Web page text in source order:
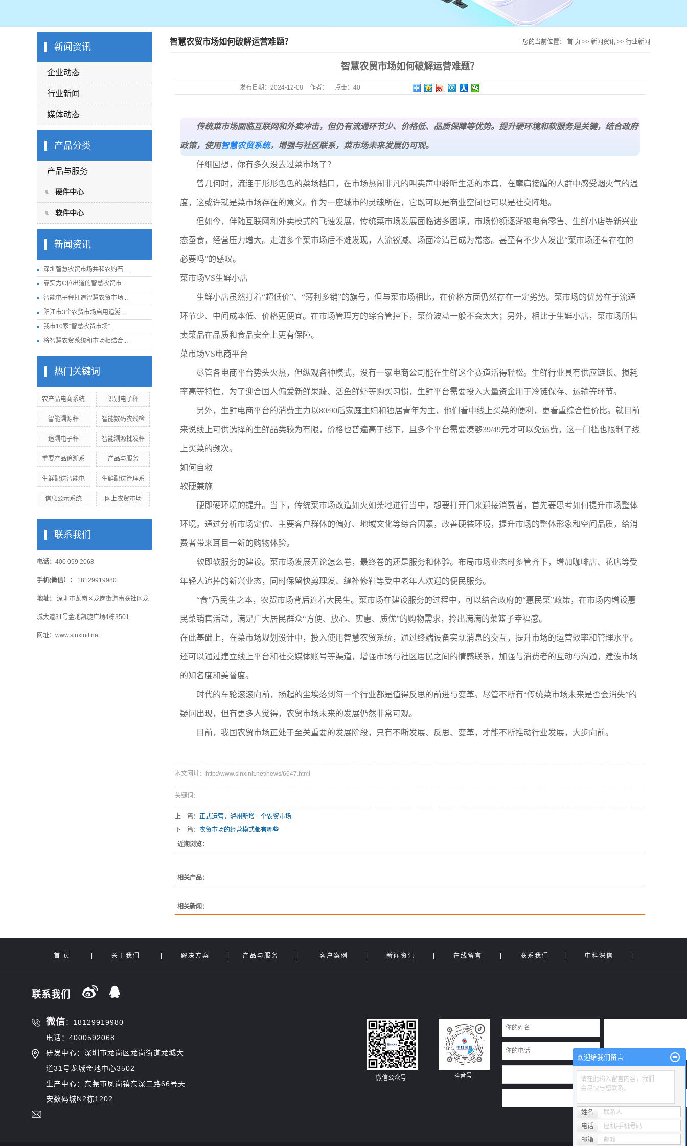
新闻资讯
企业动态
行业新闻
媒体动态
产品分类
产品与服务
硬件中心
软件中心
新闻资讯
深圳智慧农贸市场共和农购石...
靠实力C位出道的智慧农贸市...
智能电子秤打造智慧农贸市场...
阳江市3个农贸市场启用追溯...
我市10家“智慧农贸市场”...
将智慧农贸系统和市场相结合...
热门关键词
农产品电商系统 识别电子秤
智能溯源秤 智能数码农残检
追溯电子秤 智能溯源批发秤
重要产品追溯系 产品与服务
生鲜配送智能电 生鲜配送管理系
信息公示系统 网上农贸市场
联系我们
电话： 400 059 2068
手机(微信）： 18129919980
地址： 深圳市龙岗区龙岗街道南联社区龙
城大道31号金地凯旋广场4栋3501
网址：www.sinxinit.net
智慧农贸市场如何破解运营难题？ 您的当前位置： 首 页 >> 新闻资讯 >> 行业新闻
智慧农贸市场如何破解运营难题？
发布日期： 2024-12-08 作者： 点击： 40
传统菜市场面临互联网和外卖冲击，但仍有流通环节少、价格低、品质保障等优势。提升硬环境和软服务是关键，结合政府
政策，使用智慧农贸系统，增强与社区联系，菜市场未来发展仍可观。
仔细回想，你有多久没去过菜市场了？
曾几何时，流连于形形色色的菜场档口，在市场热闹非凡的叫卖声中聆听生活的本真，在摩肩接踵的人群中感受烟火气的温
度，这或许就是菜市场存在的意义。作为一座城市的灵魂所在，它既可以是商业空间也可以是社交阵地。
但如今，伴随互联网和外卖模式的飞速发展，传统菜市场发展面临诸多困境，市场份额逐渐被电商零售、生鲜小店等新兴业
态蚕食，经营压力增大。走进多个菜市场后不难发现，人流锐减、场面冷清已成为常态。甚至有不少人发出“菜市场还有存在的
必要吗”的感叹。
菜市场VS生鲜小店
生鲜小店虽然打着“超低价”、“薄利多销”的旗号，但与菜市场相比，在价格方面仍然存在一定劣势。菜市场的优势在于流通
环节少、中间成本低、价格更便宜。在市场管理方的综合管控下，菜价波动一般不会太大；另外，相比于生鲜小店，菜市场所售
卖菜品在品质和食品安全上更有保障。
菜市场VS电商平台
尽管各电商平台势头火热，但纵观各种模式，没有一家电商公司能在生鲜这个赛道活得轻松。生鲜行业具有供应链长、损耗
率高等特性，为了迎合国人偏爱新鲜果蔬、活鱼鲜虾等购买习惯，生鲜平台需要投入大量资金用于冷链保存、运输等环节。
另外，生鲜电商平台的消费主力以80/90后家庭主妇和独居青年为主，他们看中线上买菜的便利，更看重综合性价比。就目前
来说线上可供选择的生鲜品类较为有限，价格也普遍高于线下，且多个平台需要凑够39/49元才可以免运费，这一门槛也限制了线
上买菜的频次。
如何自救
软硬兼施
硬即硬环境的提升。当下，传统菜市场改造如火如荼地进行当中，想要打开门来迎接消费者，首先要思考如何提升市场整体
环境。通过分析市场定位、主要客户群体的偏好、地域文化等综合因素，改善硬装环境，提升市场的整体形象和空间品质，给消
费者带来耳目一新的购物体验。
软即软服务的建设。菜市场发展无论怎么卷，最终卷的还是服务和体验。布局市场业态时多管齐下，增加咖啡店、花店等受
年轻人追捧的新兴业态，同时保留快剪理发、缝补修鞋等受中老年人欢迎的便民服务。
“食”乃民生之本，农贸市场背后连着大民生。菜市场在建设服务的过程中，可以结合政府的“惠民菜”政策，在市场内增设惠
民菜销售活动，满足广大居民群众“方便、放心、实惠、质优”的购物需求，拎出满满的菜篮子幸福感。
在此基础上，在菜市场规划设计中，投入使用智慧农贸系统，通过终端设备实现消息的交互，提升市场的运营效率和管理水平。
还可以通过建立线上平台和社交媒体账号等渠道，增强市场与社区居民之间的情感联系，加强与消费者的互动与沟通，建设市场
的知名度和美誉度。
时代的车轮滚滚向前，扬起的尘埃落到每一个行业都是值得反思的前进与变革。尽管不断有“传统菜市场未来是否会消失”的
疑问出现，但有更多人觉得，农贸市场未来的发展仍然非常可观。
目前，我国农贸市场正处于至关重要的发展阶段，只有不断发展、反思、变革，才能不断推动行业发展，大步向前。
本文网址：http://www.sinxinit.net/news/6647.html
关键词：
上一篇： 正式运营，泸州新增一个农贸市场
下一篇： 农贸市场的经营模式都有哪些
近期浏览：
相关产品：
相关新闻：
首 页 关于我们 解决方案 产品与服务 客户案例 新闻资讯 在线留言 联系我们 中科深信
联系我们
微信：18129919980
电话：4000592068
研发中心：深圳市龙岗区龙岗街道龙城大
道31号龙城金地中心3502
生产中心：东莞市凤岗镇东深二路66号天
安数码城N2栋1202
微信公众号 抖音号
欢迎给我们留言
请在此输入留言内容，我们
会尽快与您联系。
姓名
联系人
电话
座机/手机号码
邮箱
邮箱